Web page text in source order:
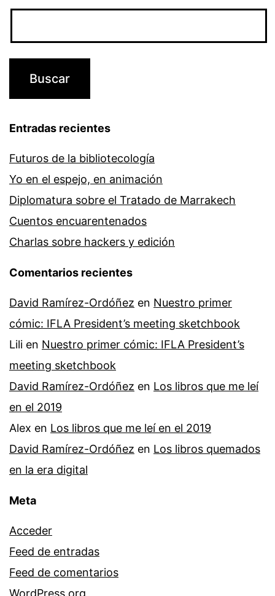
Entradas recientes
Futuros de la bibliotecología
Yo en el espejo, en animación
Diplomatura sobre el Tratado de Marrakech
Cuentos encuarentenados
Charlas sobre hackers y edición
Comentarios recientes
David Ramírez-Ordóñez en Nuestro primer
cómic: IFLA President’s meeting sketchbook
Lili en Nuestro primer cómic: IFLA President’s
meeting sketchbook
David Ramírez-Ordóñez en Los libros que me leí
en el 2019
Alex en Los libros que me leí en el 2019
David Ramírez-Ordóñez en Los libros quemados
en la era digital
Meta
Acceder
Feed de entradas
Feed de comentarios